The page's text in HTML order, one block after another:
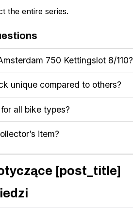
the entire series.
750 Kettingslot 8/110?
unique compared to others?
all bike types?
item?
[post_title]